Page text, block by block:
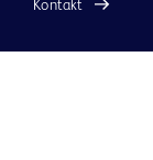
Kontakt